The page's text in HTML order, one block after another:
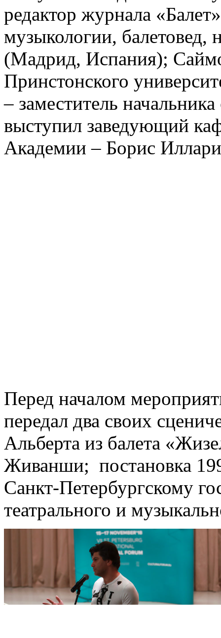
редактор журнала
музыкологии, балетовед,
(Мадрид, Испания);
Принстонского
– заместитель
выступил заведующий
Академии – Борис
Перед началом
передал два своих
Альберта из балета
Живанши; постановка
Санкт-Петербургскому
театрального и